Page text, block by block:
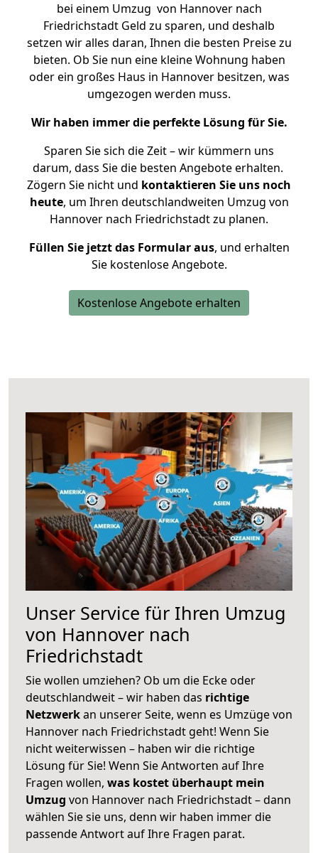
bei einem Umzug von Hannover nach
Friedrichstadt Geld zu sparen, und deshalb
setzen wir alles daran, Ihnen die besten Preise zu
bieten. Ob Sie nun eine kleine Wohnung haben
oder ein großes Haus in Hannover besitzen, was
umgezogen werden muss.
Wir haben immer die perfekte Lösung für Sie.
Sparen Sie sich die Zeit – wir kümmern uns
darum, dass Sie die besten Angebote erhalten.
Zögern Sie nicht und kontaktieren Sie uns noch
heute, um Ihren deutschlandweiten Umzug von
Hannover nach Friedrichstadt zu planen.
Füllen Sie jetzt das Formular aus, und erhalten
Sie kostenlose Angebote.
Kostenlose Angebote erhalten
Unser Service für Ihren Umzug
von Hannover nach
Friedrichstadt
Sie wollen umziehen? Ob um die Ecke oder
deutschlandweit – wir haben das richtige
Netzwerkan unserer Seite, wenn es Umzüge von
Hannover nach Friedrichstadt geht! Wenn Sie
nicht weiterwissen – haben wir die richtige
Lösung für Sie! Wenn Sie Antworten auf Ihre
Fragen wollen, was kostet überhaupt mein
Umzug von Hannover nach Friedrichstadt – dann
wählen Sie sie uns, denn wir haben immer die
passende Antwort auf Ihre Fragen parat.